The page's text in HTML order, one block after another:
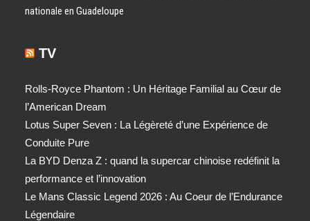
nationale en Guadeloupe
TV
Rolls-Royce Phantom : Un Héritage Familial au Cœur de
l’American Dream
Lotus Super Seven : La Légèreté d’une Expérience de
Conduite Pure
La BYD Denza Z : quand la supercar chinoise redéfinit la
performance et l’innovation
Le Mans Classic Legend 2026 : Au Coeur de l’Endurance
Légendaire